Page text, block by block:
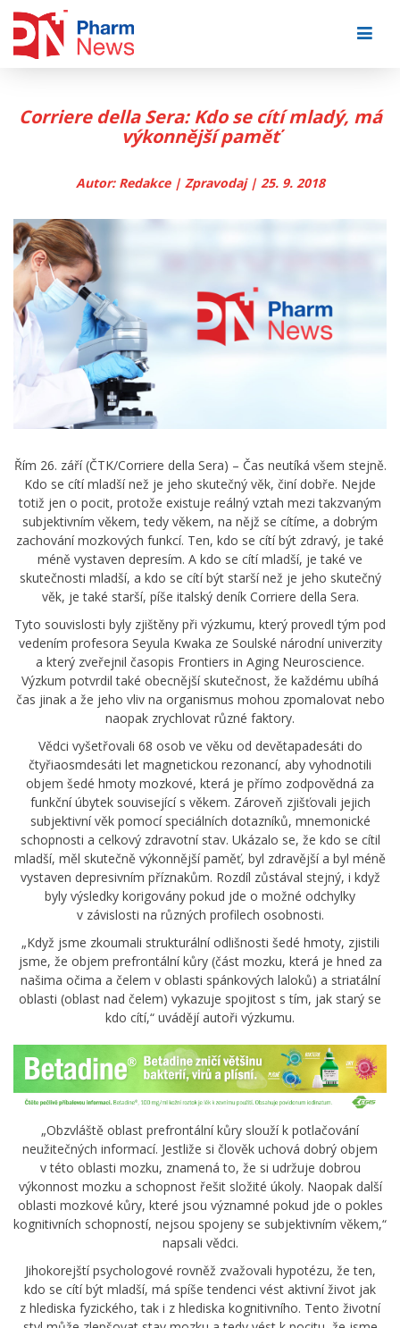
Corriere della Sera: Kdo se cítí mladý, má
výkonnější paměť
Autor: Redakce | Zpravodaj | 25. 9. 2018
Řím 26. září (ČTK/Corriere della Sera) – Čas neutíká všem stejně.
Kdo se cítí mladší než je jeho skutečný věk, činí dobře. Nejde
totiž jen o pocit, protože existuje reálný vztah mezi takzvaným
subjektivním věkem, tedy věkem, na nějž se cítíme, a dobrým
zachování mozkových funkcí. Ten, kdo se cítí být zdravý, je také
méně vystaven depresím. A kdo se cítí mladší, je také ve
skutečnosti mladší, a kdo se cítí být starší než je jeho skutečný
věk, je také starší, píše italský deník Corriere della Sera.
Tyto souvislosti byly zjištěny při výzkumu, který provedl tým pod
vedením profesora Seyula Kwaka ze Soulské národní univerzity
a který zveřejnil časopis Frontiers in Aging Neuroscience.
Výzkum potvrdil také obecnější skutečnost, že každému ubíhá
čas jinak a že jeho vliv na organismus mohou zpomalovat nebo
naopak zrychlovat různé faktory.
Vědci vyšetřovali 68 osob ve věku od devětapadesáti do
čtyřiaosmdesáti let magnetickou rezonancí, aby vyhodnotili
objem šedé hmoty mozkové, která je přímo zodpovědná za
funkční úbytek související s věkem. Zároveň zjišťovali jejich
subjektivní věk pomocí speciálních dotazníků, mnemonické
schopnosti a celkový zdravotní stav. Ukázalo se, že kdo se cítil
mladší, měl skutečně výkonnější paměť, byl zdravější a byl méně
vystaven depresivním příznakům. Rozdíl zůstával stejný, i když
byly výsledky korigovány pokud jde o možné odchylky
v závislosti na různých profilech osobnosti.
„Když jsme zkoumali strukturální odlišnosti šedé hmoty, zjistili
jsme, že objem prefrontální kůry (část mozku, která je hned za
našima očima a čelem v oblasti spánkových laloků) a striatální
oblasti (oblast nad čelem) vykazuje spojitost s tím, jak starý se
kdo cítí,“ uvádějí autoři výzkumu.
„Obzvláště oblast prefrontální kůry slouží k potlačování
neužitečných informací. Jestliže si člověk uchová dobrý objem
v této oblasti mozku, znamená to, že si udržuje dobrou
výkonnost mozku a schopnost řešit složité úkoly. Naopak další
oblasti mozkové kůry, které jsou významné pokud jde o pokles
kognitivních schopností, nejsou spojeny se subjektivním věkem,“
napsali vědci.
Jihokorejští psychologové rovněž zvažovali hypotézu, že ten,
kdo se cítí být mladší, má spíše tendenci vést aktivní život jak
z hlediska fyzického, tak i z hlediska kognitivního. Tento životní